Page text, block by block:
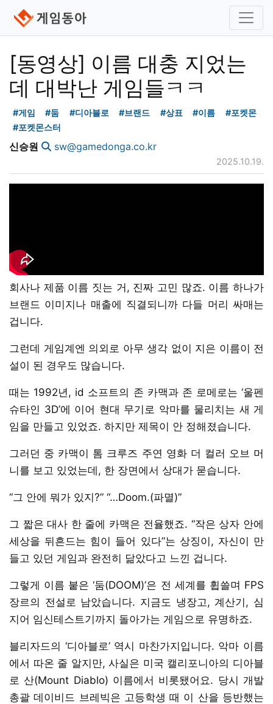
[동영상] 이름 대충 지었는
데 대박난 게임들ㅋㅋ
#게임 #둠 #디아블로 #브랜드 #상표 #이름
#포켓몬
#포켓몬스터
신승원 sw@gamedonga.co.kr
2025.10.19.
회사나 제품 이름 짓는 거, 진짜 고민 많죠. 이름 하나가
브랜드 이미지나 매출에 직결되니까 다들 머리 싸매는
겁니다.
그런데 게임계엔 의외로 아무 생각 없이 지은 이름이 전
설이 된 경우도 많습니다.
때는 1992년, id 소프트의 존 카맥과 존 로메로는 ‘울펜
슈타인 3D’에 이어 현대 무기로 악마를 물리치는 새 게
임을 만들고 있었죠. 하지만 제목이 안 정해졌습니다.
그러던 중 카맥이 톰 크루즈 주연 영화 더 컬러 오브 머
니를 보고 있었는데, 한 장면에서 상대가 묻습니다.
“그 안에 뭐가 있지?” “…Doom.(파멸)”
그 짧은 대사 한 줄에 카맥은 전율했죠. “작은 상자 안에
세상을 뒤흔드는 힘이 들어 있다”는 상징이, 자신이 만
들고 있던 게임과 완전히 닮았다고 느낀 겁니다.
그렇게 이름 붙은 ‘둠(DOOM)’은 전 세계를 휩쓸며 FPS
장르의 전설로 남았습니다. 지금도 냉장고, 계산기, 심
지어 임신테스트기까지 돌아가는 게임으로 유명하죠.
블리자드의 ‘디아블로’ 역시 마찬가지입니다. 악마 이름
에서 따온 줄 알지만, 사실은 미국 캘리포니아의 디아블
로 산(Mount Diablo) 이름에서 비롯됐어요. 당시 개발
총괄 데이비드 브레빅은 고등학생 때 이 산을 등반했는